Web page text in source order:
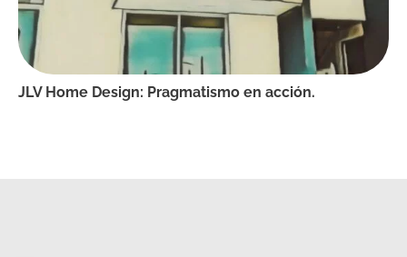
JLV Home Design: Pragmatismo en acción.